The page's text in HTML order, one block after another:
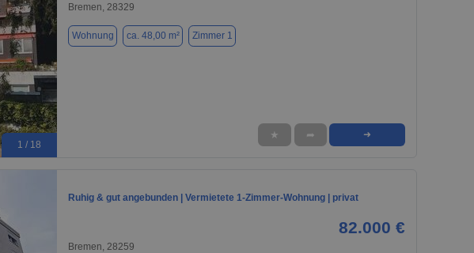
1 / 18
Bremen, 28329
Wohnung ca. 48,00 m² Zimmer 1
★ ➦ ➜
Ruhig & gut angebunden | Vermietete 1-Zimmer-Wohnung | privat
82.000 €
Bremen, 28259